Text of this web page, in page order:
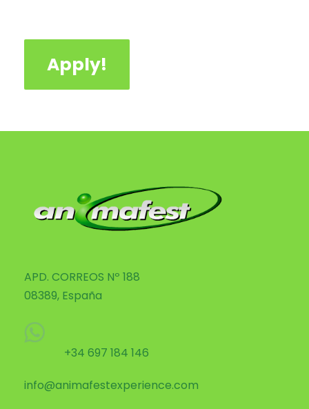
Apply!
APD. CORREOS Nº 188
08389, España
+34 697 184 146
info@animafestexperience.com